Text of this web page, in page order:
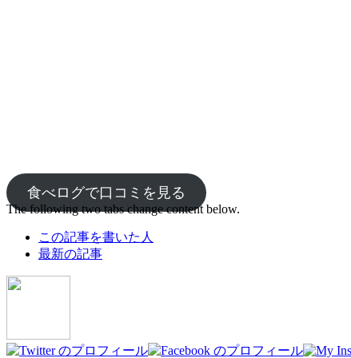
食べログで口コミを見る
The following two tabs change content below.
この記事を書いた人
最新の記事